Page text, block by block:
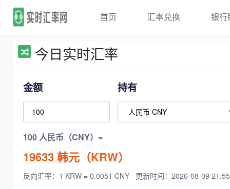
首页 汇率兑换 银行
今日实时汇率
金额 持有
100 人民币（CNY）=
19633韩元（KRW）
反向汇率：1 KRW = 0.0051 CNY 更新时间：2026-08-09